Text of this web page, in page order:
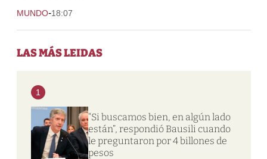
MUNDO-18:07
LAS MÁS LEIDAS
1
“Si buscamos bien, en algún lado
están”, respondió Bausili cuando
le preguntaron por 4 billones de
pesos